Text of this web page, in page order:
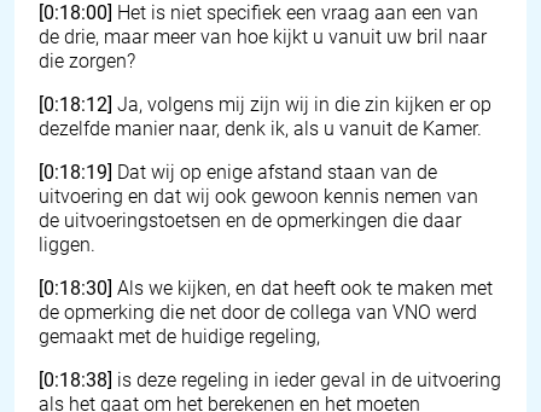
[0:18:00] Het is niet specifiek een vraag aan een van
de drie, maar meer van hoe kijkt u vanuit uw bril naar
die zorgen?
[0:18:12] Ja, volgens mij zijn wij in die zin kijken er op
dezelfde manier naar, denk ik, als u vanuit de Kamer.
[0:18:19] Dat wij op enige afstand staan van de
uitvoering en dat wij ook gewoon kennis nemen van
de uitvoeringstoetsen en de opmerkingen die daar
liggen.
[0:18:30] Als we kijken, en dat heeft ook te maken met
de opmerking die net door de collega van VNO werd
gemaakt met de huidige regeling,
[0:18:38] is deze regeling in ieder geval in de uitvoering
als het gaat om het berekenen en het moeten